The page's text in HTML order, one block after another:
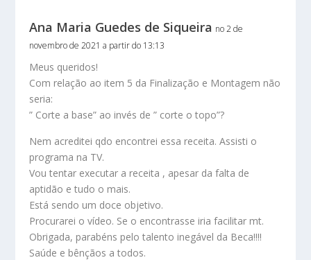
Ana Maria Guedes de Siqueira no 2 de
novembro de 2021 a partir do 13:13
Meus queridos!
Com relação ao item 5 da Finalização e Montagem não
seria:
” Corte a base” ao invés de ” corte o topo”?
Nem acreditei qdo encontrei essa receita. Assisti o
programa na TV.
Vou tentar executar a receita , apesar da falta de
aptidão e tudo o mais.
Está sendo um doce objetivo.
Procurarei o vídeo. Se o encontrasse iria facilitar mt.
Obrigada, parabéns pelo talento inegável da Beca!!!!
Saúde e bênçãos a todos.